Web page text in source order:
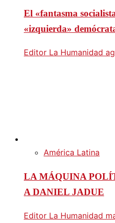
El «fantasma
«izquierda»
Editor La Humanidad
América Latina
LA MÁQUINA
A DANIEL JADUE
Editor La Humanidad